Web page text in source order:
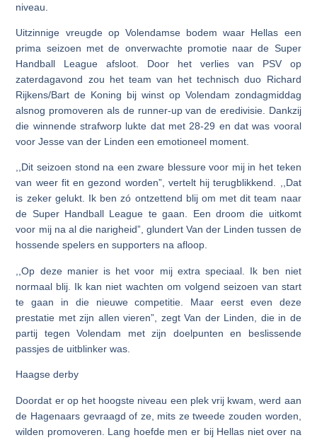
niveau.
Uitzinnige vreugde op Volendamse bodem waar Hellas een
prima seizoen met de onverwachte promotie naar de Super
Handball League afsloot. Door het verlies van PSV op
zaterdagavond zou het team van het technisch duo Richard
Rijkens/Bart de Koning bij winst op Volendam zondagmiddag
alsnog promoveren als de runner-up van de eredivisie. Dankzij
die winnende strafworp lukte dat met 28-29 en dat was vooral
voor Jesse van der Linden een emotioneel moment.
,,Dit seizoen stond na een zware blessure voor mij in het teken
van weer fit en gezond worden”, vertelt hij terugblikkend. ,,Dat
is zeker gelukt. Ik ben zó ontzettend blij om met dit team naar
de Super Handball League te gaan. Een droom die uitkomt
voor mij na al die narigheid”, glundert Van der Linden tussen de
hossende spelers en supporters na afloop.
,,Op deze manier is het voor mij extra speciaal. Ik ben niet
normaal blij. Ik kan niet wachten om volgend seizoen van start
te gaan in die nieuwe competitie. Maar eerst even deze
prestatie met zijn allen vieren”, zegt Van der Linden, die in de
partij tegen Volendam met zijn doelpunten en beslissende
passjes de uitblinker was.
Haagse derby
Doordat er op het hoogste niveau een plek vrij kwam, werd aan
de Hagenaars gevraagd of ze, mits ze tweede zouden worden,
wilden promoveren. Lang hoefde men er bij Hellas niet over na